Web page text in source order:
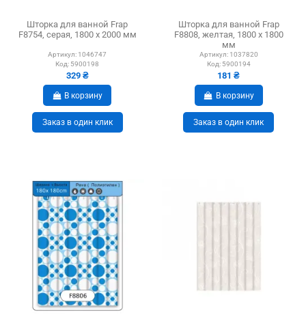
Шторка для ванной Frap
F8754, серая, 1800 х 2000 мм
Артикул: 1046747
Код: 5900198
329 ₴
В корзину
Заказ в один клик
Шторка для ванной Frap
F8808, желтая, 1800 х 1800
мм
Артикул: 1037820
Код: 5900194
181 ₴
В корзину
Заказ в один клик